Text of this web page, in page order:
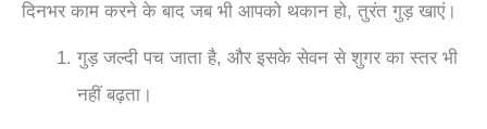
दिनभर काम करने के बाद जब भी आपको थकान हो, तुरंत गुड़ खाएं।
गुड़ जल्दी पच जाता है, और इसके सेवन से शुगर का स्तर भी
नहीं बढ़ता।